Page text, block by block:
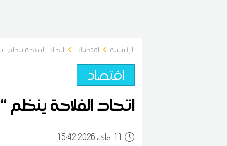
الرئيسية اقتصاد اتحاد الفلاحة ينظم “سوق
اقتصاد
اتحاد الفلاحة ينظم “سوق
11 15:42 2026 ماي